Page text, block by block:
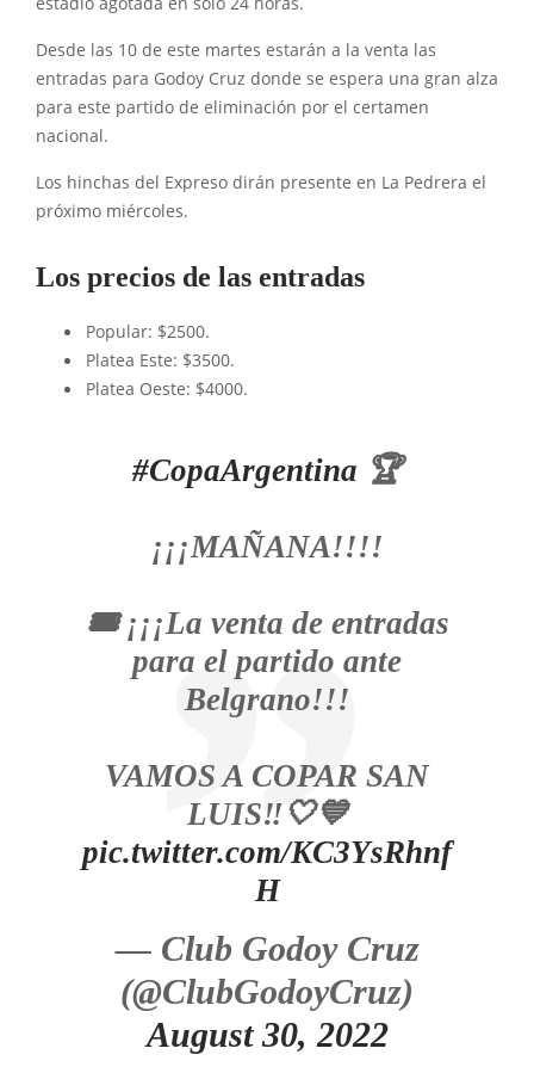
Desde las 10 de este martes estarán a la venta las
entradas para Godoy Cruz donde se espera una gran alza
para este partido de eliminación por el certamen
nacional.
Los hinchas del Expreso dirán presente en La Pedrera el
próximo miércoles.
Los precios de las entradas
Popular: $2500.
Platea Este: $3500.
Platea Oeste: $4000.
#CopaArgentina 🏆
¡¡¡MAÑANA!!!!
🎟️ ¡¡¡La venta de entradas
para el partido ante
Belgrano!!!
VAMOS A COPAR SAN
LUIS‼️🤍💙
pic.twitter.com/KC3YsRhnf
H
— Club Godoy Cruz
(@ClubGodoyCruz)
August 30, 2022